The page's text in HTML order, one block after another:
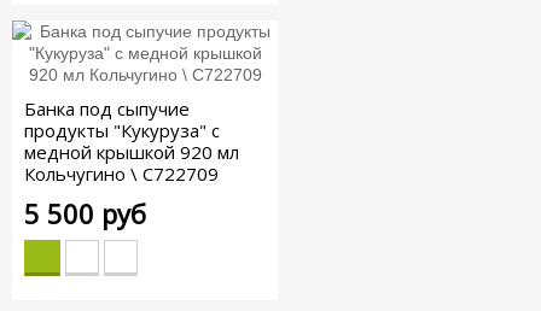
Банка под сыпучие
продукты "Кукуруза" с
медной крышкой 920 мл
Кольчугино \ С722709
5 500 руб